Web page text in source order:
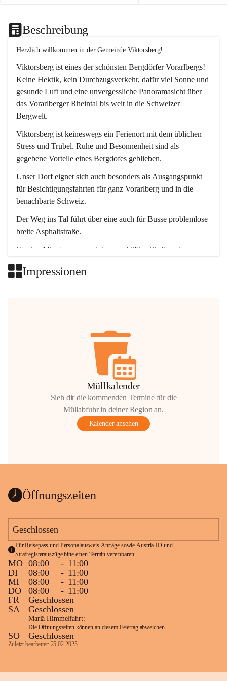
Beschreibung
Herzlich willkommen in der Gemeinde Viktorsberg!
Viktorsberg ist eines der schönsten Bergdörfer Vorarlbergs!
Keine Hektik, kein Durchzugsverkehr, dafür viel Sonne und
gesunde Luft und eine unvergessliche Panoramasicht über
das Vorarlberger Rheintal bis weit in die Schweizer
Bergwelt.
Viktorsberg ist keineswegs ein Ferienort mit dem üblichen
Stress und Trubel. Ruhe und Besonnenheit sind als
gegebene Vorteile eines Bergdofes geblieben.
Unser Dorf eignet sich auch besonders als Ausgangspunkt
für Besichtigungsfahrten für ganz Vorarlberg und in die
benachbarte Schweiz.
Der Weg ins Tal führt über eine auch für Busse problemlose
breite Asphaltstraße.
Wenige Minuten nur, und das geschäftige Treiben der
Impressionen
Müllkalender
Sieh dir die kommenden Termine für die
Müllabfuhr in deiner Region an.
Kalender ansehen
Öffnungszeiten
Geschlossen
Für Reisepass und Personalausweis Anträge sowie Austria-ID und
Strafregisterauszüge bitte einen Termin vereinbaren.
MO 08:00 - 11:00
DI
08:00 - 11:00
MI
08:00 - 11:00
DO
08:00 - 11:00
FR
Geschlossen
SA
Geschlossen
Mariä Himmelfahrt:
Die Öffnungszeiten können an diesem Feiertag abweichen.
SO Geschlossen
Zuletzt bearbeitet: 25.02.2025